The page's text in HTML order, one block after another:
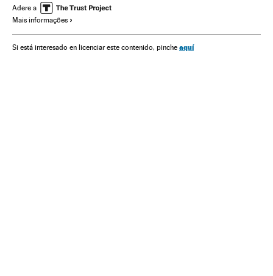
Indústria Comunicações
Adere a
Mais informações
Si está interesado en licenciar este contenido, pinche aquí